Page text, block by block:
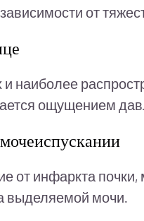
от
наиболее
ощущением
от инфаркта почки,
выделяемой мочи.